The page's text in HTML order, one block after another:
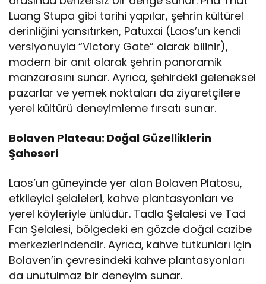
Luang Stupa gibi tarihi yapılar, şehrin kültürel
derinliğini yansıtırken, Patuxai (Laos’un kendi
versiyonuyla “Victory Gate” olarak bilinir),
modern bir anıt olarak şehrin panoramik
manzarasını sunar. Ayrıca, şehirdeki geleneksel
pazarlar ve yemek noktaları da ziyaretçilere
yerel kültürü deneyimleme fırsatı sunar.
Bolaven Plateau: Doğal Güzelliklerin
Şaheseri
Laos’un güneyinde yer alan Bolaven Platosu,
etkileyici şelaleleri, kahve plantasyonları ve
yerel köyleriyle ünlüdür. Tadla Şelalesi ve Tad
Fan Şelalesi, bölgedeki en gözde doğal cazibe
merkezlerindendir. Ayrıca, kahve tutkunları için
Bolaven’in çevresindeki kahve plantasyonları
da unutulmaz bir deneyim sunar.